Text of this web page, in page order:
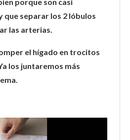
porque son casi
que separar los 2 lóbulos
las arterias.
el hígado en trocitos
los juntaremos más